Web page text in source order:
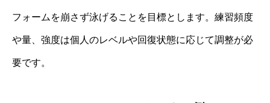
フォームを崩さず泳げることを目標とします。練習頻度
や量、強度は個人のレベルや回復状態に応じて調整が必
要です。